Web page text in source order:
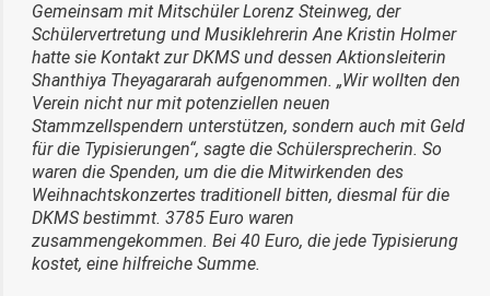
Gemeinsam mit Mitschüler Lorenz Steinweg, der
Schülervertretung und Musiklehrerin Ane Kristin Holmer
hatte sie Kontakt zur DKMS und dessen Aktionsleiterin
Shanthiya Theyagararah aufgenommen. „Wir wollten den
Verein nicht nur mit potenziellen neuen
Stammzellspendern unterstützen, sondern auch mit Geld
für die Typisierungen“, sagte die Schülersprecherin. So
waren die Spenden, um die die Mitwirkenden des
Weihnachtskonzertes traditionell bitten, diesmal für die
DKMS bestimmt. 3785 Euro waren
zusammengekommen. Bei 40 Euro, die jede Typisierung
kostet, eine hilfreiche Summe.